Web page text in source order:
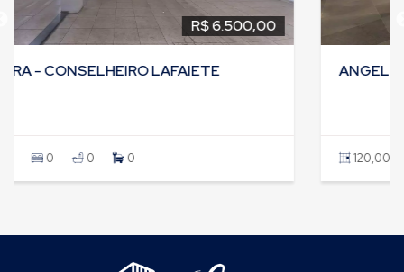
R$ 4.500,00
ANGELICA - CONSELHEIRO LAFAIETE
120,00 0